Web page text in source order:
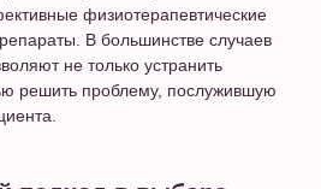
физиотерапевтические
В большинстве случаев
не только устранить
решить проблему, послужившую